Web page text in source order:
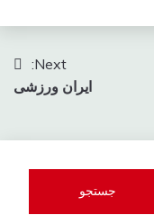
Next:
ایران ورزشی